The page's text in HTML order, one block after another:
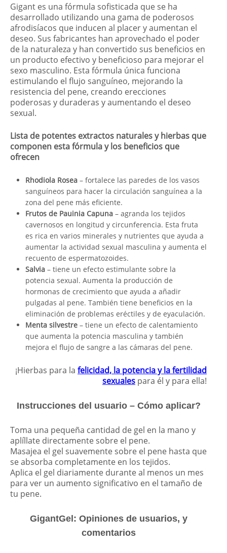
Gigant es una fórmula sofisticada que se ha
desarrollado utilizando una gama de poderosos
afrodisíacos que inducen al placer y aumentan el
deseo. Sus fabricantes han aprovechado el poder
de la naturaleza y han convertido sus beneficios en
un producto efectivo y beneficioso para mejorar el
sexo masculino. Esta fórmula única funciona
estimulando el flujo sanguíneo, mejorando la
resistencia del pene, creando erecciones
poderosas y duraderas y aumentando el deseo
sexual.
Lista de potentes extractos naturales y hierbas que
componen esta fórmula y los beneficios que
ofrecen
Rhodiola Rosea – fortalece las paredes de los vasos
sanguíneos para hacer la circulación sanguínea a la
zona del pene más eficiente.
Frutos de Pauinia Capuna – agranda los tejidos
cavernosos en longitud y circunferencia. Esta fruta
es rica en varios minerales y nutrientes que ayuda a
aumentar la actividad sexual masculina y aumenta el
recuento de espermatozoides.
Salvia – tiene un efecto estimulante sobre la
potencia sexual. Aumenta la producción de
hormonas de crecimiento que ayuda a añadir
pulgadas al pene. También tiene beneficios en la
eliminación de problemas eréctiles y de eyaculación.
Menta silvestre – tiene un efecto de calentamiento
que aumenta la potencia masculina y también
mejora el flujo de sangre a las cámaras del pene.
¡Hierbas para la felicidad, la potencia y la fertilidad
sexuales para él y para ella!
Instrucciones del usuario – Cómo aplicar?
Toma una pequeña cantidad de gel en la mano y
aplíllate directamente sobre el pene.
Masajea el gel suavemente sobre el pene hasta que
se absorba completamente en los tejidos.
Aplica el gel diariamente durante al menos un mes
para ver un aumento significativo en el tamaño de
tu pene.
GigantGel: Opiniones de usuarios, y
comentarios